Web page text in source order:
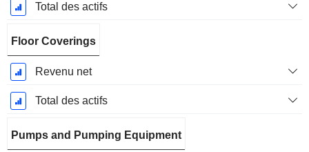
Total des actifs
Floor Coverings
Revenu net
Total des actifs
Pumps and Pumping Equipment